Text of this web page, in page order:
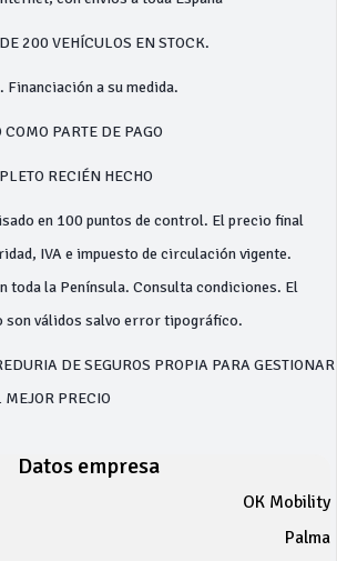
200 VEHÍCULOS EN STOCK.
a su medida.
PARTE DE PAGO
RECIÉN HECHO
en 100 puntos de control. El precio final
IVA e impuesto de circulación vigente.
toda la Península. Consulta condiciones. El
son válidos salvo error tipográfico.
DE SEGUROS PROPIA PARA GESTIONAR
MEJOR PRECIO
Datos empresa
OK Mobility
Palma